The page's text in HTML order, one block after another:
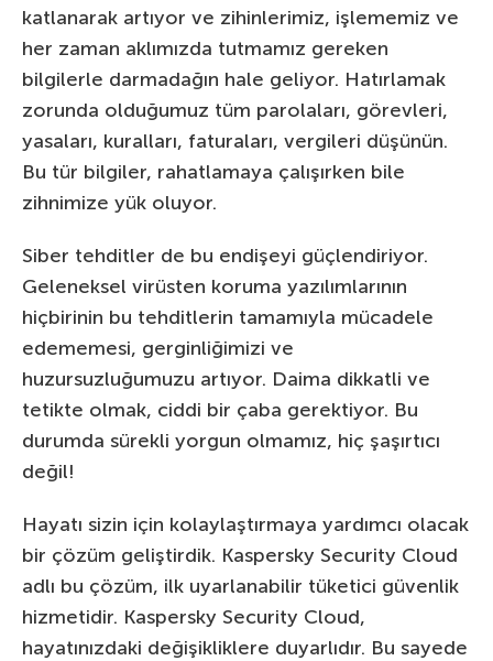
katlanarak artıyor ve zihinlerimiz, işlememiz ve
her zaman aklımızda tutmamız gereken
bilgilerle darmadağın hale geliyor. Hatırlamak
zorunda olduğumuz tüm parolaları, görevleri,
yasaları, kuralları, faturaları, vergileri düşünün.
Bu tür bilgiler, rahatlamaya çalışırken bile
zihnimize yük oluyor.
Siber tehditler de bu endişeyi güçlendiriyor.
Geleneksel virüsten koruma yazılımlarının
hiçbirinin bu tehditlerin tamamıyla mücadele
edememesi, gerginliğimizi ve
huzursuzluğumuzu artıyor. Daima dikkatli ve
tetikte olmak, ciddi bir çaba gerektiyor. Bu
durumda sürekli yorgun olmamız, hiç şaşırtıcı
değil!
Hayatı sizin için kolaylaştırmaya yardımcı olacak
bir çözüm geliştirdik. Kaspersky Security Cloud
adlı bu çözüm, ilk uyarlanabilir tüketici güvenlik
hizmetidir. Kaspersky Security Cloud,
hayatınızdaki değişikliklere duyarlıdır. Bu sayede